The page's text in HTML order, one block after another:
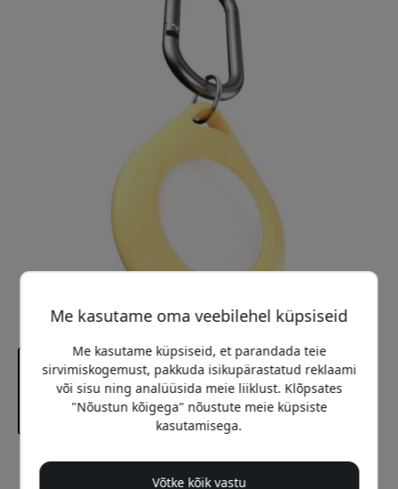
Soovitatav hind
Me kasutame oma veebilehel küpsiseid
Me kasutame küpsiseid, et parandada teie
sirvimiskogemust, pakkuda isikupärastatud reklaami
või sisu ning analüüsida meie liiklust. Klõpsates
"Nõustun kõigega" nõustute meie küpsiste
kasutamisega.
Võtke kõik vastu